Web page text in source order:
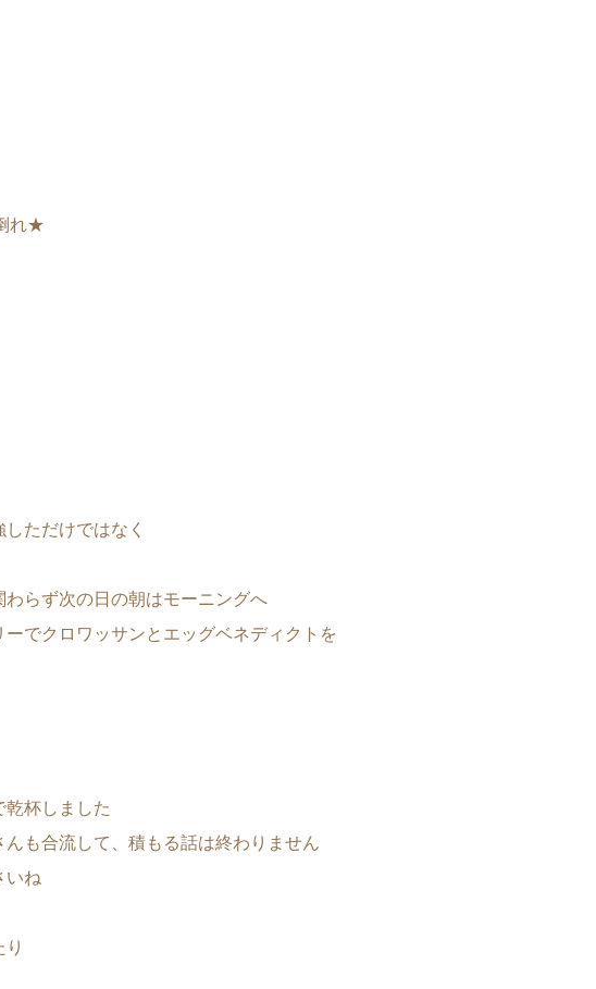
れ★
ただけではなく
らず次の日の朝はモーニングへ
でクロワッサンとエッグベネディクトを
杯しました
も合流して、積もる話は終わりません
いね